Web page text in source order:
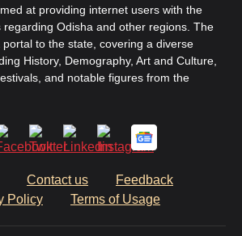
at providing internet users with the
regarding Odisha and other regions. The
to the state, covering a diverse
History, Demography, Art and Culture,
and notable figures from the
Contact us
Feedback
Policy
Terms of Usage